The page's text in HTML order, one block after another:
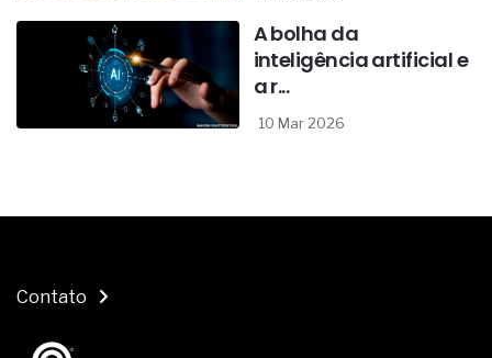
A bolha da
inteligência artificial e
a r...
10 Mar 2026
Contato